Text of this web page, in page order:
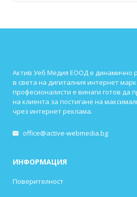
Актив Уеб Медия ЕООД е динамично
в света на дигиталния интернет
професионалисти е винаги готов да
на клиента за постигане на
чрез интернет реклама.
office@active-webmedia.bg
ИНФОРМАЦИЯ
Поверителност